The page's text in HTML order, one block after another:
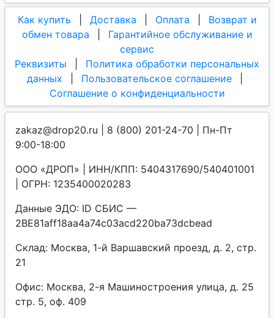
Как купить Доставка Оплата
Возврат и
обмен товара
Гарантийное обслуживание и
сервис
Реквизиты
Политика обработки персональных
данных
Пользовательское соглашение
Соглашение о конфиденциальности
zakaz@drop20.ru | 8 (800) 201-24-70 | Пн-Пт
9:00-18:00
ООО «ДРОП» | ИНН/КПП: 5404317690/540401001
| ОГРН: 1235400020283
Данные ЭДО: ID СБИС —
2BE81aff18aa4a74c03acd220ba73dcbead
Склад: Москва, 1-й Варшавский проезд, д. 2, стр.
21
Офис: Москва, 2-я Машиностроения улица, д. 25
стр. 5, оф. 409